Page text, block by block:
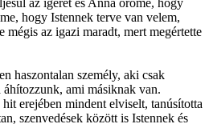
hogy Istennek terve van velem,
az igazi maradt, mert megértette
haszontalan személy, aki csak
ami másiknak van.
erejében mindent elviselt, tanúsította
szenvedések között is Istennek és